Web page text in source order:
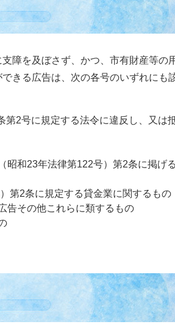
障を及ぼさず、かつ、市有財産等の
きる広告は、次の各号のいずれにも
2号に規定する法令に違反し、又は
昭和23年法律第122号）第2条に掲げ
第2条に規定する貸金業に関するもの
告その他これらに類するもの